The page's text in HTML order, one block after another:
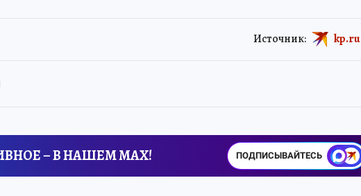
Источник: kp.ru
– В НАШЕМ MAX! ПОДПИСЫВАЙТЕСЬ